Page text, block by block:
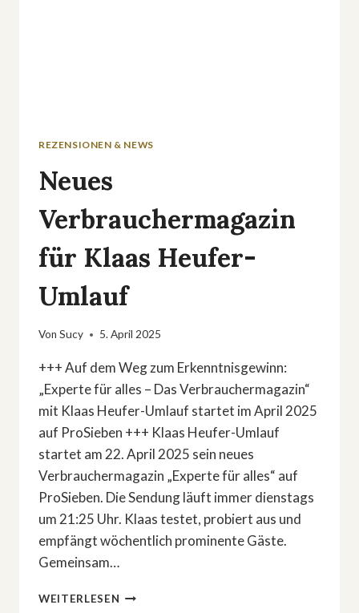
REZENSIONEN & NEWS
Neues
Verbrauchermagazin
für Klaas Heufer-
Umlauf
Von Sucy 5. April 2025
+++ Auf dem Weg zum Erkenntnisgewinn:
„Experte für alles – Das Verbrauchermagazin“
mit Klaas Heufer-Umlauf startet im April 2025
auf ProSieben +++ Klaas Heufer-Umlauf
startet am 22. April 2025 sein neues
Verbrauchermagazin „Experte für alles“ auf
ProSieben. Die Sendung läuft immer dienstags
um 21:25 Uhr. Klaas testet, probiert aus und
empfängt wöchentlich prominente Gäste.
Gemeinsam…
WEITERLESEN NEUES